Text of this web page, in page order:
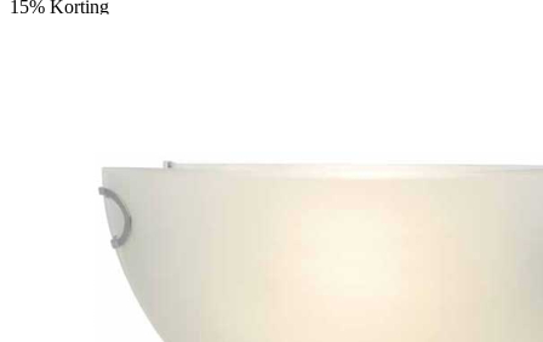
15% Korting